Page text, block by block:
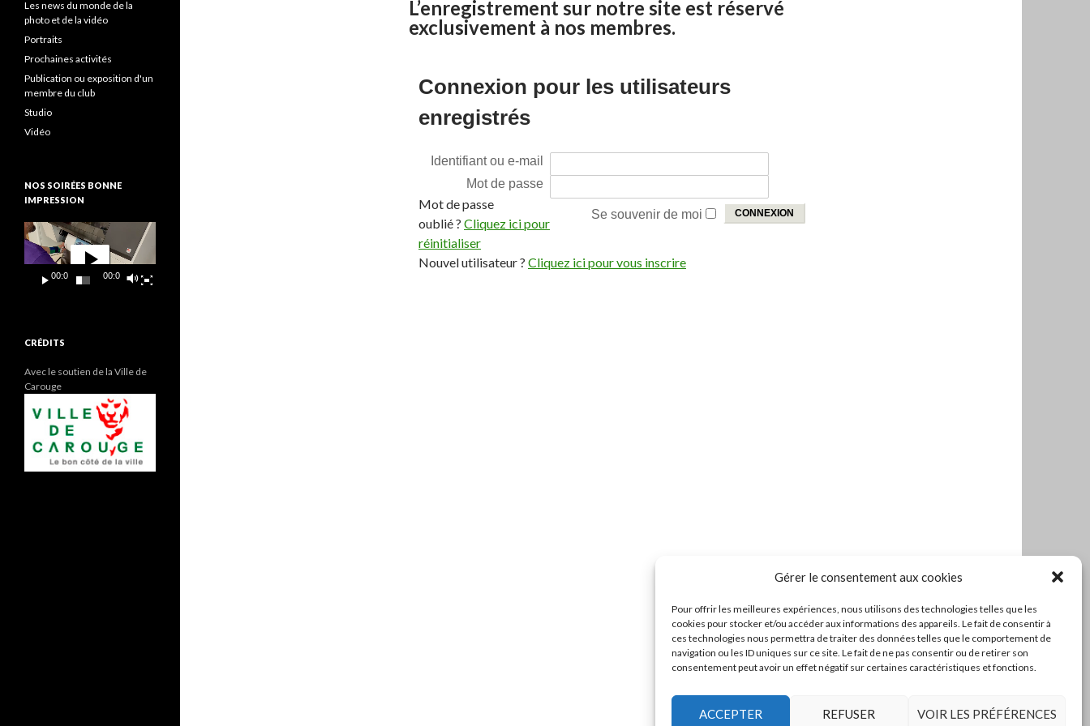
Gérer le consentement aux cookies
Pour offrir les meilleures expériences, nous utilisons des technologies telles que les
cookies pour stocker et/ou accéder aux informations des appareils. Le fait de consentir à
ces technologies nous permettra de traiter des données telles que le comportement de
navigation ou les ID uniques sur ce site. Le fait de ne pas consentir ou de retirer son
consentement peut avoir un effet négatif sur certaines caractéristiques et fonctions.
ACCEPTER REFUSER VOIR LES PRÉFÉRENCES
L’enregistrement sur notre site est réservé
exclusivement à nos membres.
Connexion pour les utilisateurs
enregistrés
Identifiant ou e-mail
Mot de passe
Se souvenir de moi
Mot de passe
oublié ? Cliquez ici pour
réinitialiser
Nouvel utilisateur ? Cliquez ici pour vous inscrire
Les news du monde de la
photo et de la vidéo
Portraits
Prochaines activités
Publication ou exposition d'un
membre du club
Studio
Vidéo
NOS SOIRÉES BONNE
IMPRESSION
Lecteur
vidéo
00:00 00:09
CRÉDITS
Avec le soutien de la Ville de
Carouge